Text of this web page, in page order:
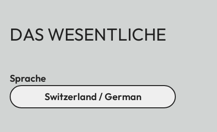
DAS WESENTLICHE
Sprache
Switzerland / German